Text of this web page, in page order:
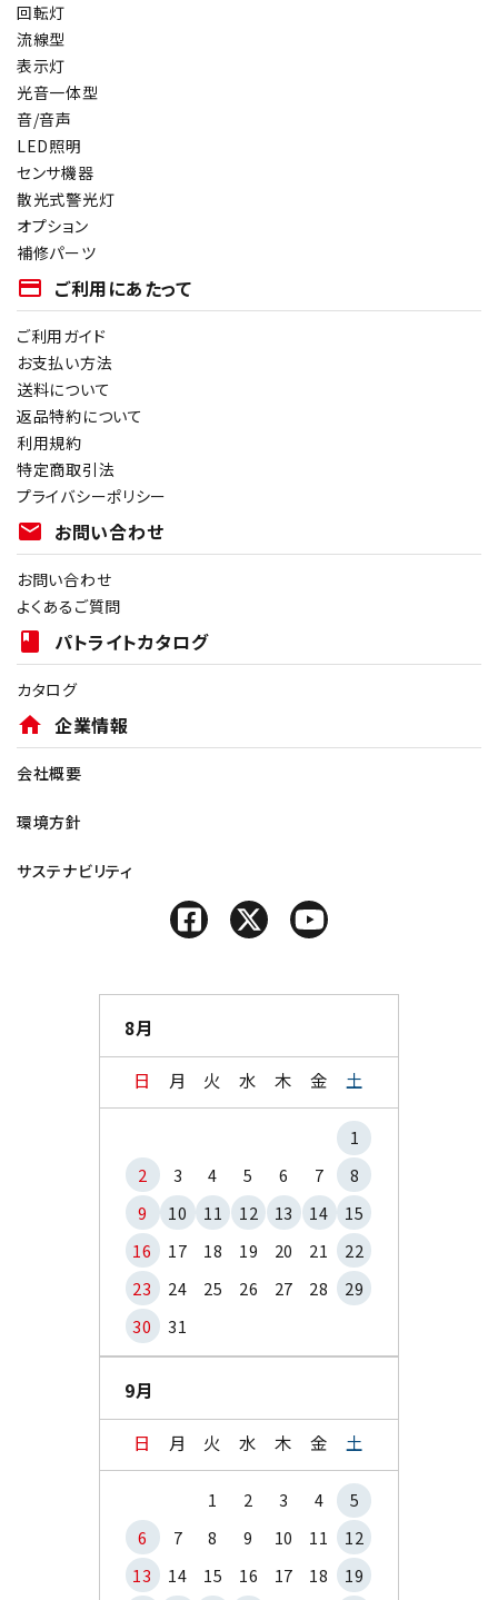
回転灯
流線型
表示灯
光音一体型
音/音声
LED照明
センサ機器
散光式警光灯
オプション
補修パーツ
payment ご利用にあたって
ご利用ガイド
お支払い方法
送料について
返品特約について
利用規約
特定商取引法
プライバシーポリシー
mail お問い合わせ
お問い合わせ
よくあるご質問
book パトライトカタログ
カタログ
home 企業情報
会社概要
環境方針
サステナビリティ
8月
日 月 火 水 木 金 土
1
2
3 4 5 6 7
8
9
10 11 12 13 14
15
16
17 18 19 20 21
22
23
24 25 26 27 28
29
30
31
9月
日 月 火 水 木 金 土
1 2 3 4
5
6
7 8 9 10 11
12
13
14 15 16 17 18 19